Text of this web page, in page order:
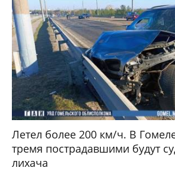
Летел более 200 км/ч. В
тремя пострадавшими будут
лихача